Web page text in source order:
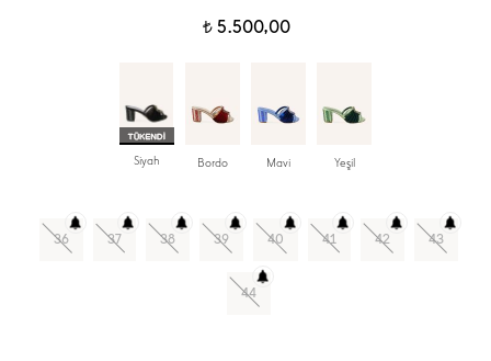
t5.500,00
Siyah Bordo Mavi Yeşil
36 37 38 39 40 41 42 43
44